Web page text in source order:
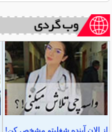
از الان آینده شغلیتو مشخص کن!